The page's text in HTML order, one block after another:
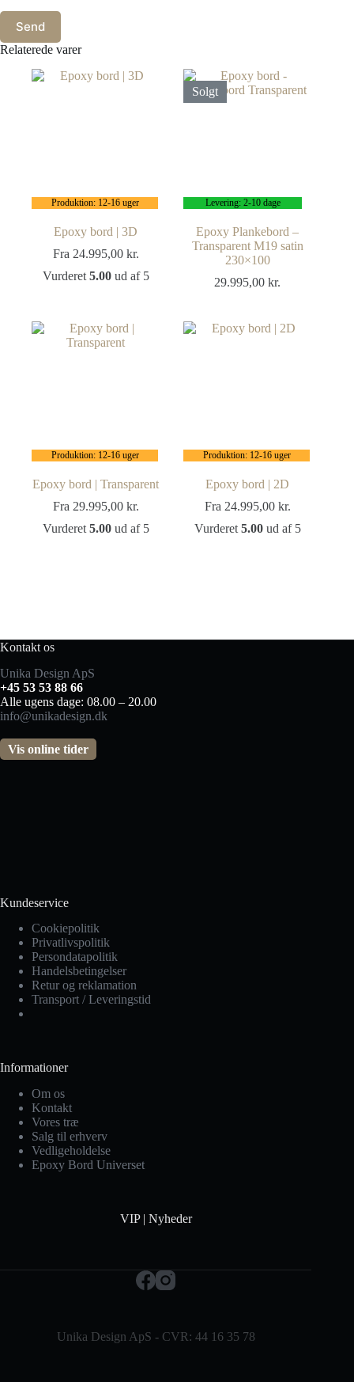
Send
Relaterede varer
Produktion: 12-16 uger
Epoxy bord | 3D
Fra 24.995,00 kr.
Vurderet 5.00ud af 5
Solgt
Levering: 2-10 dage
Epoxy Plankebord –
Transparent M19 satin
230×100
29.995,00kr.
Produktion: 12-16 uger
Epoxy bord | Transparent
Fra 29.995,00 kr.
Vurderet 5.00ud af 5
Produktion: 12-16 uger
Epoxy bord | 2D
Fra 24.995,00 kr.
Vurderet 5.00ud af 5
Kontakt os
Unika Design ApS
+45 53 53 88 66
Alle ugens dage: 08.00 – 20.00
info@unikadesign.dk
Vis online tider
Kundeservice
Cookiepolitik
Privatlivspolitik
Persondatapolitik
Handelsbetingelser
Retur og reklamation
Transport / Leveringstid
Informationer
Om os
Kontakt
Vores træ
Salg til erhverv
Vedligeholdelse
Epoxy Bord Universet
VIP | Nyheder
Unika Design ApS - CVR: 44 16 35 78